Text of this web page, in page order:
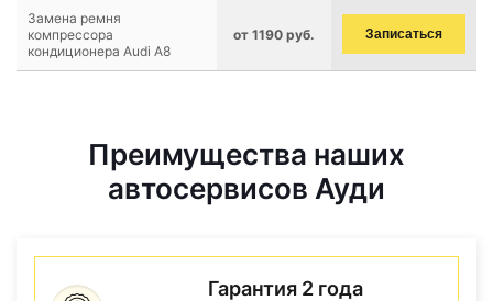
Замена ремня
компрессора
кондиционера Audi A8
от 1190 руб. Записаться
Преимущества наших
автосервисов Ауди
Гарантия 2 года